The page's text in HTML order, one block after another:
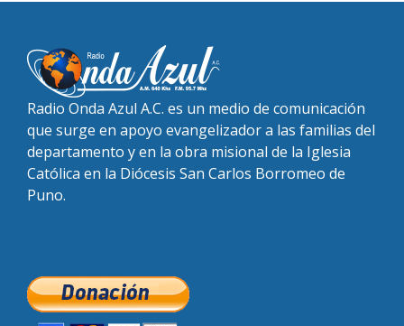
Radio Onda Azul A.C. es un medio de comunicación
que surge en apoyo evangelizador a las familias del
departamento y en la obra misional de la Iglesia
Católica en la Diócesis San Carlos Borromeo de
Puno.